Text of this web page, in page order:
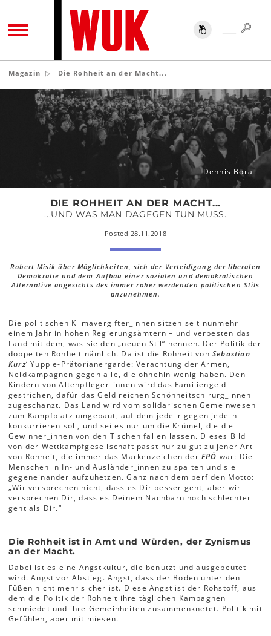
TOGGLE NAVIGATION SUCHE
Magazin Die Rohheit an der Macht...
Rohheit
Dennis Bora
DIE ROHHEIT AN DER MACHT...
...UND WAS MAN DAGEGEN TUN MUSS.
Posted 28.11.2018
Robert Misik über Möglichkeiten, sich der Verteidigung der liberalen
Demokratie und dem Aufbau einer sozialen und demokratischen
Alternative angesichts des immer roher werdenden politischen Stils
anzunehmen.
Die politischen Klimavergifter_innen sitzen seit nunmehr
einem Jahr in hohen Regierungsämtern – und verpesten das
Land mit dem, was sie den „neuen Stil“ nennen. Der Politik der
doppelten Rohheit nämlich. Da ist die Rohheit vonSebastian
Kurz‘ Yuppie-Prätorianergarde: Verachtung der Armen,
Neidkampagnen gegen alle, die ohnehin wenig haben. Den
Kindern von Altenpfleger_innen wird das Familiengeld
gestrichen, dafür das Geld reichen Schönheitschirurg_innen
zugeschanzt. Das Land wird vom solidarischen Gemeinwesen
zum Kampfplatz umgebaut, auf dem jede_r gegen jede_n
konkurrieren soll, und sei es nur um die Krümel, die die
Gewinner_innen von den Tischen fallen lassen. Dieses Bild
von der Wettkampfgesellschaft passt nur zu gut zu jener Art
von Rohheit, die immer das Markenzeichen derFPÖ war: Die
Menschen in In- und Ausländer_innen zu spalten und sie
gegeneinander aufzuhetzen. Ganz nach dem perfiden Motto:
„Wir versprechen nicht, dass es Dir besser geht, aber wir
versprechen Dir, dass es Deinem Nachbarn noch schlechter
geht als Dir.“
Die Rohheit ist in Amt und Würden, der Zynismus
an der Macht.
Dabei ist es eine Angstkultur, die benutzt und ausgebeutet
wird. Angst vor Abstieg. Angst, dass der Boden unter den
Füßen nicht mehr sicher ist. Diese Angst ist der Rohstoff, aus
dem die Politik der Rohheit ihre täglichen Kampagnen
schmiedet und ihre Gemeinheiten zusammenknetet. Politik mit
Gefühlen, aber mit miesen.